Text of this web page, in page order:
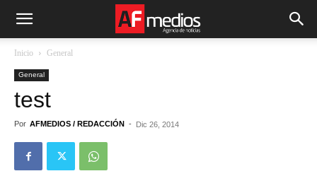
Inicio General
General
test
Por AFMEDIOS / REDACCIÓN - Dic 26, 2014